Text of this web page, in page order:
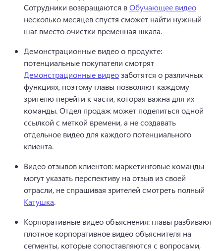
Сотрудники возвращаются в Обучающее видео
несколько месяцев спустя сможет найти нужный
шаг вместо очистки временная шкала.
Демонстрационные видео о продукте:
потенциальные покупатели смотрят
Демонстрационные видео заботятся о различных
функциях, поэтому главы позволяют каждому
зрителю перейти к части, которая важна для их
команды. Отдел продаж может поделиться одной
ссылкой с меткой времени, а не создавать
отдельное видео для каждого потенциального
клиента.
Видео отзывов клиентов: маркетинговые команды
могут указать перспективу на отзыв из своей
отрасли, не спрашивая зрителей смотреть полный
Катушка.
Корпоративные видео объяснения: главы разбивают
плотное корпоративное видео объяснителя на
сегменты, которые сопоставляются с вопросами,